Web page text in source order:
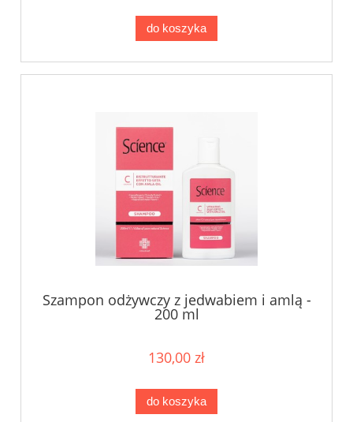
do koszyka
Szampon odżywczy z jedwabiem i amlą -
200 ml
130,00 zł
do koszyka